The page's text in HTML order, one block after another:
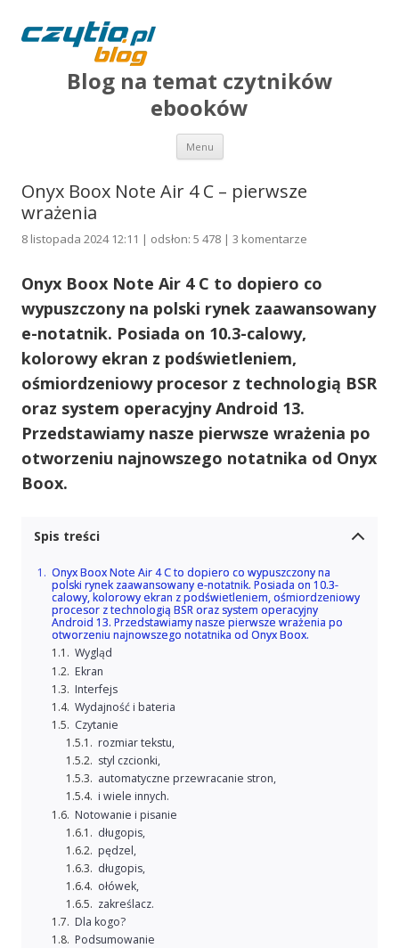
Blog na temat czytników
ebooków
Menu Przejdź do treści
Onyx Boox Note Air 4 C – pierwsze
wrażenia
8 listopada 2024 12:11 | odsłon: 5 478 | 3 komentarze
Onyx Boox Note Air 4 C to dopiero co
wypuszczony na polski rynek zaawansowany
e-notatnik. Posiada on 10.3-calowy,
kolorowy ekran z podświetleniem,
ośmiordzeniowy procesor z technologią BSR
oraz system operacyjny Android 13.
Przedstawiamy nasze pierwsze wrażenia po
otworzeniu najnowszego notatnika od Onyx
Boox.
Spis treści
Onyx Boox Note Air 4 C to dopiero co wypuszczony na
polski rynek zaawansowany e-notatnik. Posiada on 10.3-
calowy, kolorowy ekran z podświetleniem, ośmiordzeniowy
procesor z technologią BSR oraz system operacyjny
Android 13. Przedstawiamy nasze pierwsze wrażenia po
otworzeniu najnowszego notatnika od Onyx Boox.
Wygląd
Ekran
Interfejs
Wydajność i bateria
Czytanie
rozmiar tekstu,
styl czcionki,
automatyczne przewracanie stron,
i wiele innych.
Notowanie i pisanie
długopis,
pędzel,
długopis,
ołówek,
zakreślacz.
Dla kogo?
Podsumowanie